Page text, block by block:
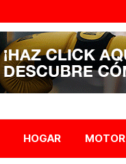
HOGAR MOTOR